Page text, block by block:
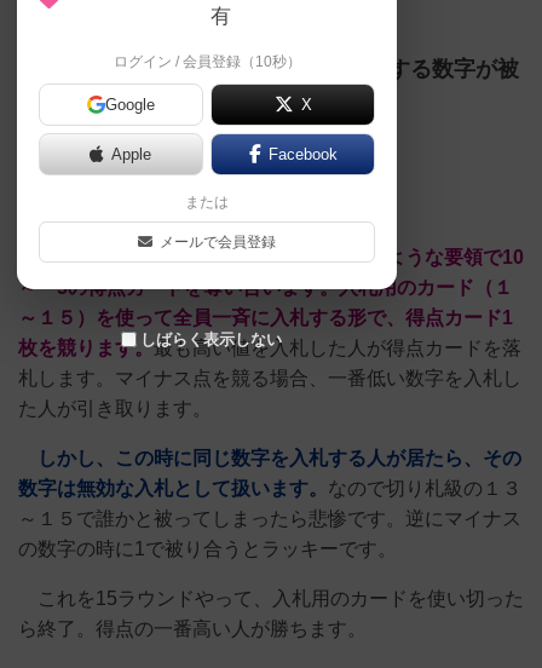
競りみたいなゲームなんだけど、入札する数字が被
ったらダメな不思議なゲーム！
【ざっくり解説】
アレックス・ランドルフの作品で競りのような要領で10
～－5の得点カードを奪い合います。入札用のカード（１
～１５）を使って全員一斉に入札する形で、得点カード1
枚を競ります。最も高い値を入札した人が得点カードを落
札します。マイナス点を競る場合、一番低い数字を入札し
た人が引き取ります。
しかし、この時に同じ数字を入札する人が居たら、その
数字は無効な入札として扱います。 なので切り札級の１３
～１５で誰かと被ってしまったら悲惨です。逆にマイナス
の数字の時に1で被り合うとラッキーです。
これを15ラウンドやって、入札用のカードを使い切った
ら終了。得点の一番高い人が勝ちます。
有
ログイン / 会員登録（10秒）
Google X
Apple Facebook
または
メールで会員登録
しばらく表示しない